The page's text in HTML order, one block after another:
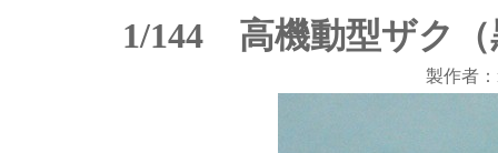
1/144 高機動型ザク（
製作者